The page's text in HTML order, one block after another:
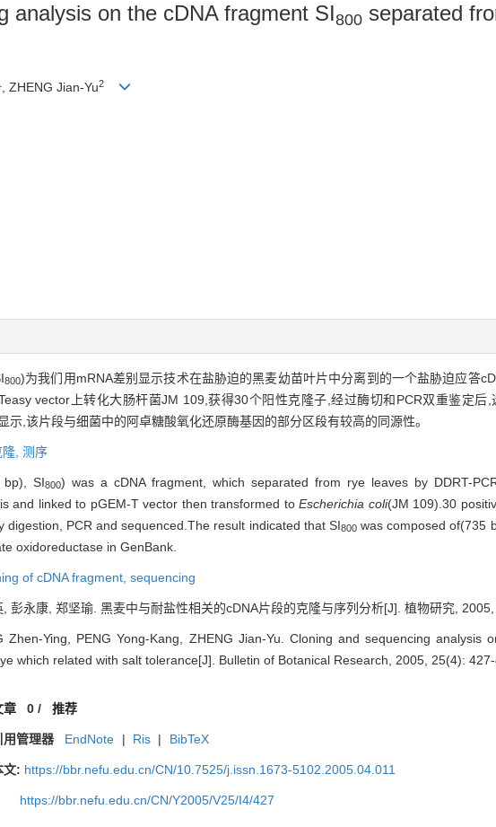
analysis on the cDNA fragment SI800 separated
, ZHENG Jian-Yu2
800)为我们用mRNA差别显示技术在盐胁迫的黑麦幼苗叶片中分离到的一个盐胁迫应答
vector上转化大肠杆菌JM 109,获得30个阳性克隆子,经过酶切和PCR双重鉴定后
,该片段与细菌中的阿卓糖酸氧化还原酶基因的部分区段有较高的同源性。
, 测序
bp), SI800) was a cDNA fragment, which separated from rye leaves by DDRT-
and linked to pGEM-T vector then transformed toEscherichia coli(JM 109).30
PCR and sequenced.The result indicated that SI800was composed of(735
oxidoreductase in GenBank.
of cDNA fragment, sequencing
, 彭永康, 郑坚瑜. 黑麦中与耐盐性相关的cDNA片段的克隆与序列分析[J]. 植物研究, 2005,
Zhen-Ying, PENG Yong-Kang, ZHENG Jian-Yu. Cloning and sequencing analysis
which related with salt tolerance[J]. Bulletin of Botanical Research, 2005, 25(4): 427-
章 0 /推荐
用管理器 EndNote | Ris | BibTeX
文: https://bbr.nefu.edu.cn/CN/10.7525/j.issn.1673-5102.2005.04.011
https://bbr.nefu.edu.cn/CN/Y2005/V25/I4/427